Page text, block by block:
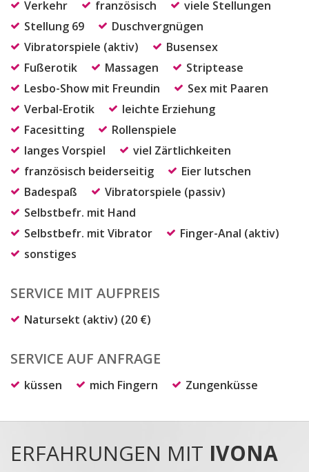
Verkehr französisch
viele Stellungen
Stellung 69
Duschvergnügen
Vibratorspiele (aktiv)
Busensex
Fußerotik
Massagen
Striptease
Lesbo-Show mit Freundin
Sex mit Paaren
Verbal-Erotik
leichte Erziehung
Facesitting
Rollenspiele
langes Vorspiel
viel Zärtlichkeiten
französisch beiderseitig
Eier lutschen
Badespaß
Vibratorspiele (passiv)
Selbstbefr. mit Hand
Selbstbefr. mit Vibrator
Finger-Anal (aktiv)
sonstiges
SERVICE MIT AUFPREIS
Natursekt (aktiv) (20 €)
SERVICE AUF ANFRAGE
küssen mich Fingern Zungenküsse
ERFAHRUNGEN MIT IVONA